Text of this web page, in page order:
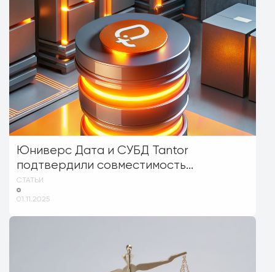
Юниверс Дата и СУБД Tantor
подтвердили совместимость...
СТАТЬИ
01.11.2025